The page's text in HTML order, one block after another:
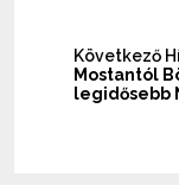
Következő
Mostantól
legidősebb